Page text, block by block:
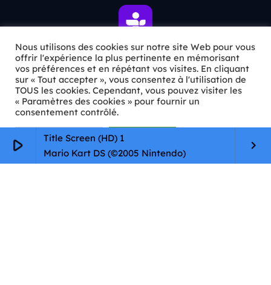
play_arrow
Title Screen (HD) 1
Mario Kart DS (©2005 Nintendo)
keyboard_arrow_right
ℹ️ INFOS PRATIQUES
✉️Contact
🦊Qui sommes-nous ?
📄
Mentions légales
Nous utilisons des cookies sur notre site Web pour vous
offrir l'expérience la plus pertinente en mémorisant
vos préférences et en répétant vos visites. En cliquant
sur « Tout accepter », vous consentez à l'utilisation de
TOUS les cookies. Cependant, vous pouvez visiter les
« Paramètres des cookies » pour fournir un
consentement contrôlé.
Paramètres Cookie Tout accepter